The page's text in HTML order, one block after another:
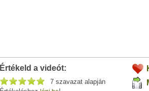
Értékeld a videót:
7 szavazat alapján